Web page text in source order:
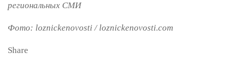
региональных СМИ
Фото: loznickenovosti / loznickenovosti.com
Share